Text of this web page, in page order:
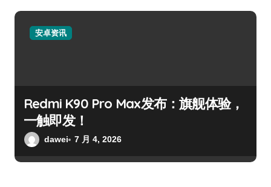
安卓资讯
Redmi K90 Pro Max发布：旗舰体验，
一触即发！
dawei 7 月 4, 2026